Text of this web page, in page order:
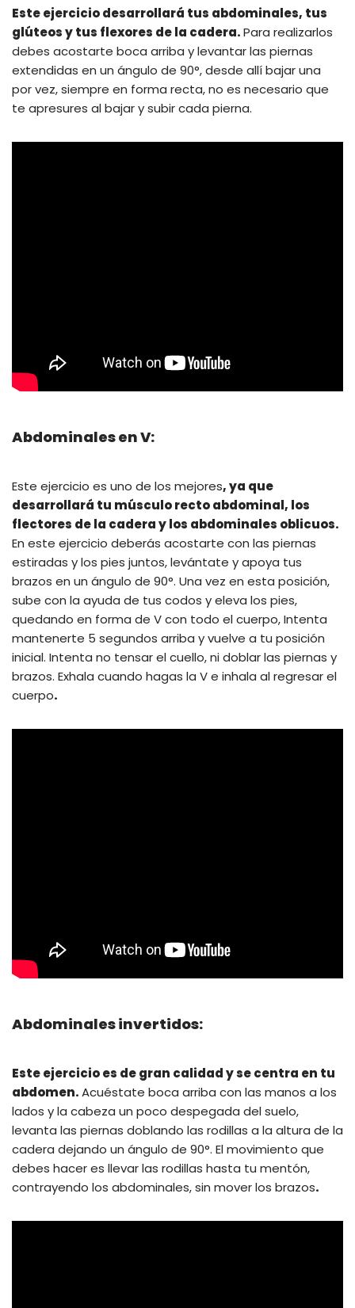
Este ejercicio desarrollará tus abdominales, tus
glúteos y tus flexores de la cadera.Para realizarlos
debes acostarte boca arriba y levantar las piernas
extendidas en un ángulo de 90°, desde allí bajar una
por vez, siempre en forma recta, no es necesario que
te apresures al bajar y subir cada pierna.
Abdominales en V:
Este ejercicio es uno de los mejores, ya que
desarrollará tu músculo recto abdominal, los
flectores de la cadera y los abdominales oblicuos.
En este ejercicio deberás acostarte con las piernas
estiradas y los pies juntos, levántate y apoya tus
brazos en un ángulo de 90°. Una vez en esta posición,
sube con la ayuda de tus codos y eleva los pies,
quedando en forma de V con todo el cuerpo, Intenta
mantenerte 5 segundos arriba y vuelve a tu posición
inicial. Intenta no tensar el cuello, ni doblar las piernas y
brazos. Exhala cuando hagas la V e inhala al regresar el
cuerpo.
Abdominales invertidos:
Este ejercicio es de gran calidad y se centra en tu
abdomen.Acuéstate boca arriba con las manos a los
lados y la cabeza un poco despegada del suelo,
levanta las piernas doblando las rodillas a la altura de la
cadera dejando un ángulo de 90°. El movimiento que
debes hacer es llevar las rodillas hasta tu mentón,
contrayendo los abdominales, sin mover los brazos.